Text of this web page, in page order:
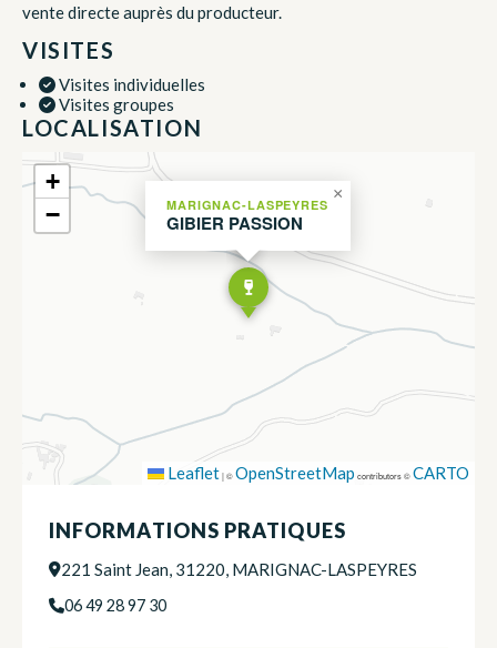
vente directe auprès du producteur.
VISITES
Visites individuelles
Visites groupes
LOCALISATION
MARIGNAC-LASPEYRES
GIBIER PASSION
×
+
−
Leaflet|©OpenStreetMap contributors ©CARTO
INFORMATIONS PRATIQUES
221 Saint Jean, 31220, MARIGNAC-LASPEYRES
06 49 28 97 30